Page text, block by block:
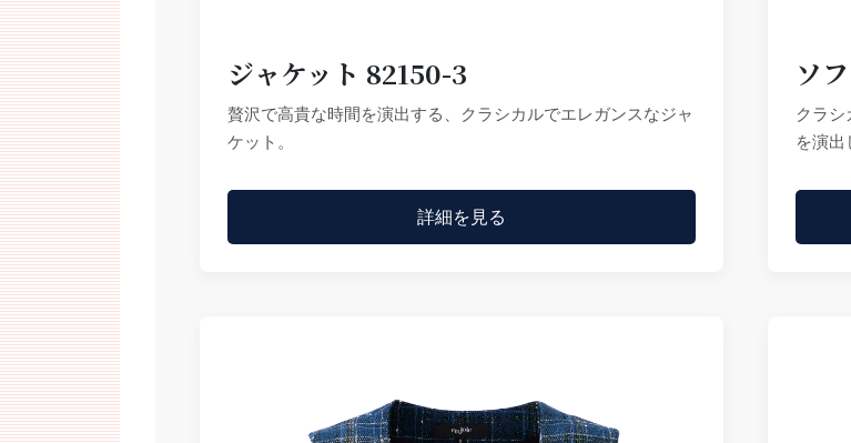
ジャケット 82150-3
贅沢で高貴な時間を演出する、クラシカルでエレガンスなジャ
ケット。
詳細を見る
ソ
クラ
を演出